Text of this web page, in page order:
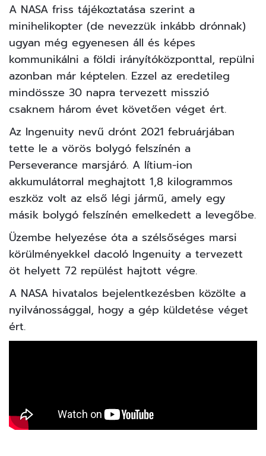
A NASA friss tájékoztatása szerint a
minihelikopter (de nevezzük inkább drónnak)
ugyan még egyenesen áll és képes
kommunikálni a földi irányítóközponttal, repülni
azonban már képtelen. Ezzel az eredetileg
mindössze 30 napra tervezett misszió
csaknem három évet követően véget ért.
Az Ingenuity nevű drónt 2021 februárjában
tette le a vörös bolygó felszínén a
Perseverance marsjáró. A lítium-ion
akkumulátorral meghajtott 1,8 kilogrammos
eszköz volt az első légi jármű, amely egy
másik bolygó felszínén emelkedett a levegőbe.
Üzembe helyezése óta a szélsőséges marsi
körülményekkel dacoló Ingenuity a tervezett
öt helyett 72 repülést hajtott végre.
A NASA hivatalos bejelentkezésben közölte a
nyilvánossággal, hogy a gép küldetése véget
ért.